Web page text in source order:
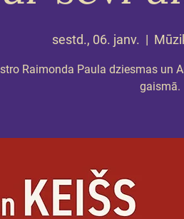
sestd., 06. janv.
  |
Raimonda Paula dziesmas un
gaismā.